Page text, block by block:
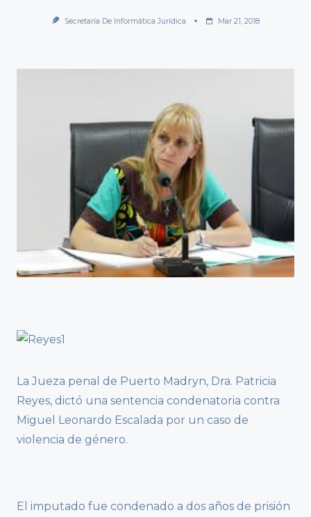
Secretaría De Informática Jurídica Mar 21, 2018
La Jueza penal de Puerto Madryn, Dra. Patricia
Reyes, dictó una sentencia condenatoria contra
Miguel Leonardo Escalada por un caso de
violencia de género.
El imputado fue condenado a dos años de prisión